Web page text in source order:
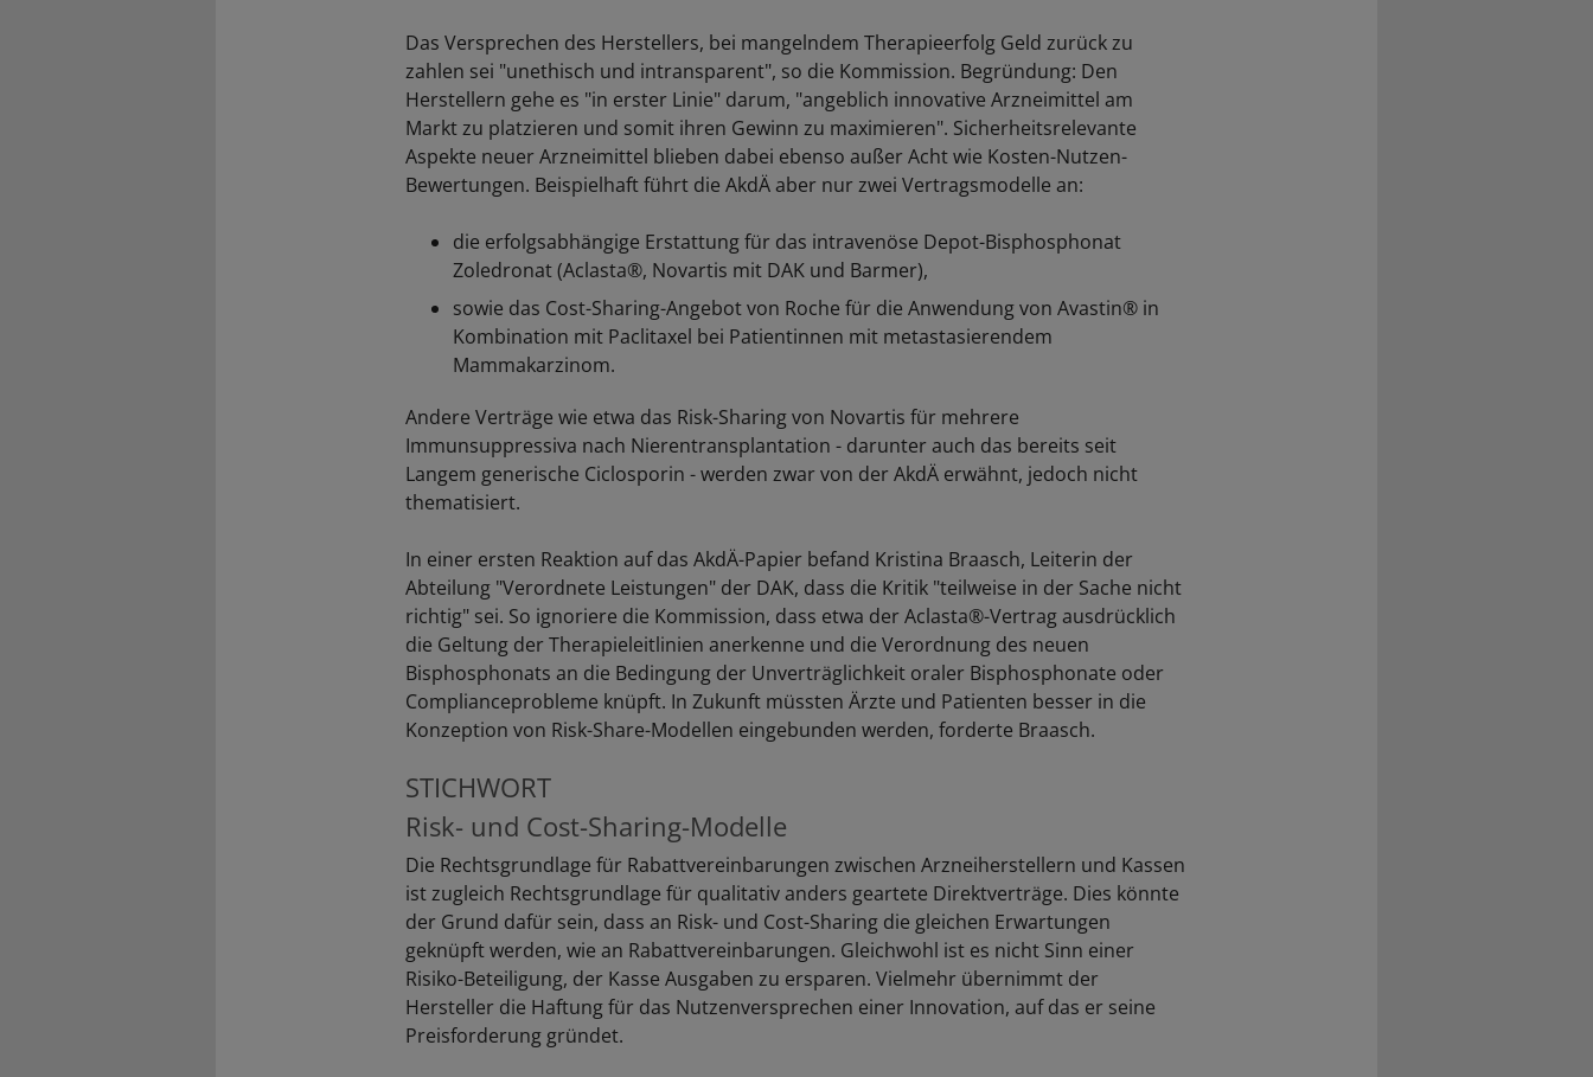
Das Versprechen des Herstellers, bei mangelndem Therapieerfolg Geld zurück zu
zahlen sei "unethisch und intransparent", so die Kommission. Begründung: Den
Herstellern gehe es "in erster Linie" darum, "angeblich innovative Arzneimittel am
Markt zu platzieren und somit ihren Gewinn zu maximieren". Sicherheitsrelevante
Aspekte neuer Arzneimittel blieben dabei ebenso außer Acht wie Kosten-Nutzen-
Bewertungen. Beispielhaft führt die AkdÄ aber nur zwei Vertragsmodelle an:
die erfolgsabhängige Erstattung für das intravenöse Depot-Bisphosphonat
Zoledronat (Aclasta®, Novartis mit DAK und Barmer),
sowie das Cost-Sharing-Angebot von Roche für die Anwendung von Avastin® in
Kombination mit Paclitaxel bei Patientinnen mit metastasierendem
Mammakarzinom.
Andere Verträge wie etwa das Risk-Sharing von Novartis für mehrere
Immunsuppressiva nach Nierentransplantation - darunter auch das bereits seit
Langem generische Ciclosporin - werden zwar von der AkdÄ erwähnt, jedoch nicht
thematisiert.
In einer ersten Reaktion auf das AkdÄ-Papier befand Kristina Braasch, Leiterin der
Abteilung "Verordnete Leistungen" der DAK, dass die Kritik "teilweise in der Sache nicht
richtig" sei. So ignoriere die Kommission, dass etwa der Aclasta®-Vertrag ausdrücklich
die Geltung der Therapieleitlinien anerkenne und die Verordnung des neuen
Bisphosphonats an die Bedingung der Unverträglichkeit oraler Bisphosphonate oder
Complianceprobleme knüpft. In Zukunft müssten Ärzte und Patienten besser in die
Konzeption von Risk-Share-Modellen eingebunden werden, forderte Braasch.
STICHWORT
Risk- und Cost-Sharing-Modelle
Die Rechtsgrundlage für Rabattvereinbarungen zwischen Arzneiherstellern und Kassen
ist zugleich Rechtsgrundlage für qualitativ anders geartete Direktverträge. Dies könnte
der Grund dafür sein, dass an Risk- und Cost-Sharing die gleichen Erwartungen
geknüpft werden, wie an Rabattvereinbarungen. Gleichwohl ist es nicht Sinn einer
Risiko-Beteiligung, der Kasse Ausgaben zu ersparen. Vielmehr übernimmt der
Hersteller die Haftung für das Nutzenversprechen einer Innovation, auf das er seine
Preisforderung gründet.